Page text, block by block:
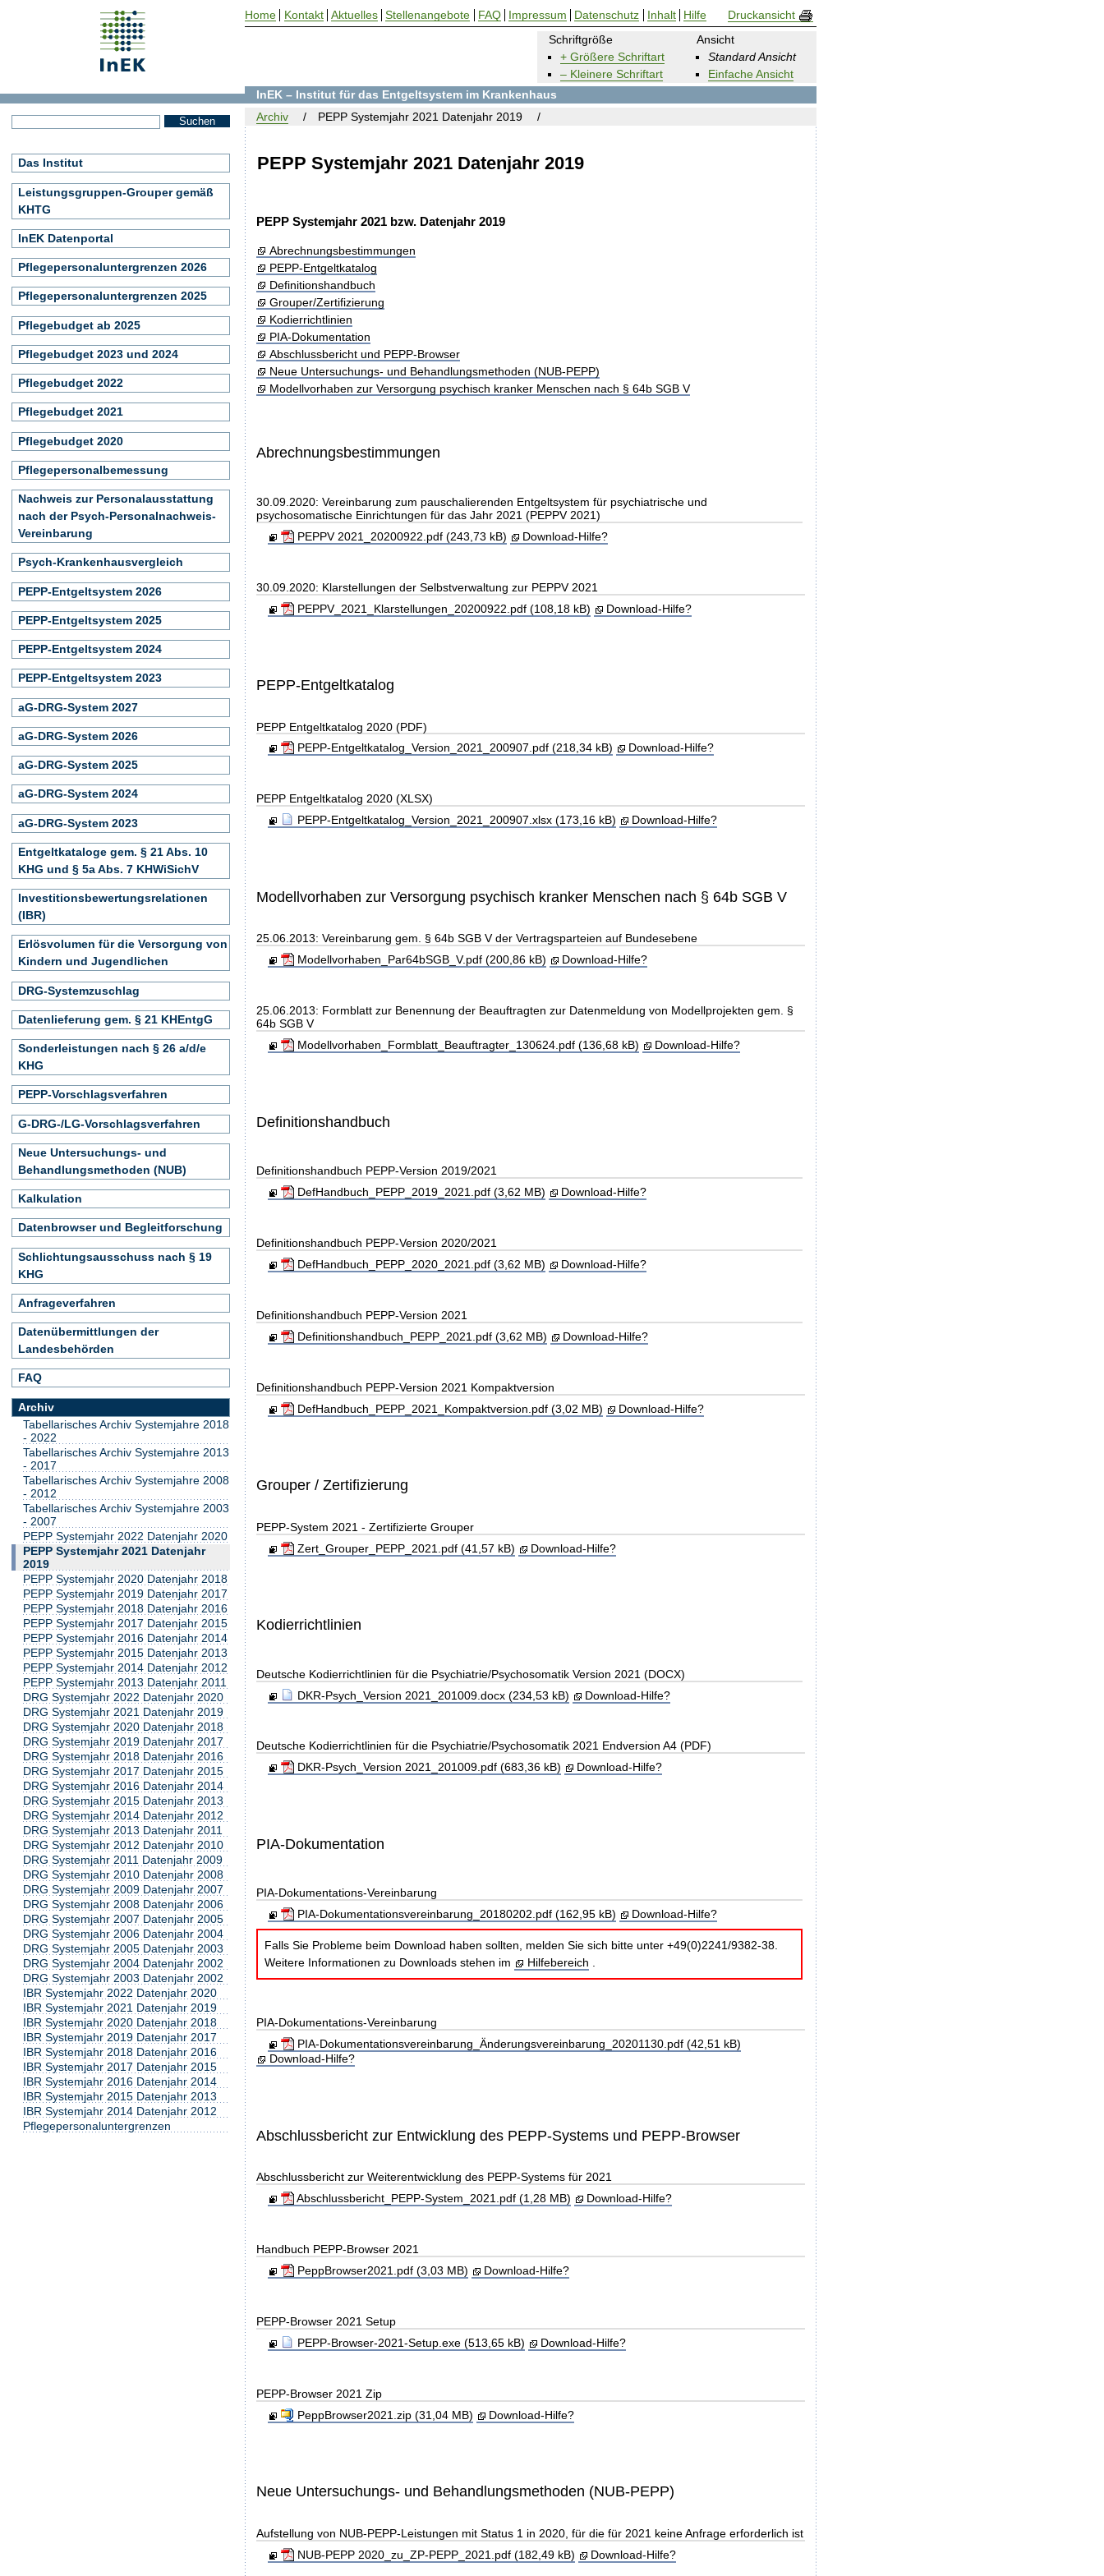
PEPP Systemjahr 2021 Datenjahr 2019
Schriftgröße
+ Größere Schriftart
– Kleinere Schriftart
Ansicht
Standard Ansicht
Einfache Ansicht
PEPP Systemjahr 2021 bzw. Datenjahr 2019
Abrechnungsbestimmungen
PEPP-Entgeltkatalog
Definitionshandbuch
Grouper/Zertifizierung
Kodierrichtlinien
PIA-Dokumentation
Abschlussbericht und PEPP-Browser
Neue Untersuchungs- und Behandlungsmethoden (NUB-PEPP)
Modellvorhaben zur Versorgung psychisch kranker Menschen nach § 64b SGB V
Abrechnungsbestimmungen
30.09.2020: Vereinbarung zum pauschalierenden Entgeltsystem für psychiatrische und
psychosomatische Einrichtungen für das Jahr 2021 (PEPPV 2021)
PEPPV 2021_20200922.pdf (243,73 kB)
Download-Hilfe?
30.09.2020: Klarstellungen der Selbstverwaltung zur PEPPV 2021
PEPPV_2021_Klarstellungen_20200922.pdf (108,18 kB)
Download-Hilfe?
PEPP-Entgeltkatalog
PEPP Entgeltkatalog 2020 (PDF)
PEPP-Entgeltkatalog_Version_2021_200907.pdf (218,34 kB)
Download-Hilfe?
PEPP Entgeltkatalog 2020 (XLSX)
PEPP-Entgeltkatalog_Version_2021_200907.xlsx (173,16 kB)
Download-Hilfe?
Modellvorhaben zur Versorgung psychisch kranker Menschen nach § 64b SGB V
25.06.2013: Vereinbarung gem. § 64b SGB V der Vertragsparteien auf Bundesebene
Modellvorhaben_Par64bSGB_V.pdf (200,86 kB)
Download-Hilfe?
25.06.2013: Formblatt zur Benennung der Beauftragten zur Datenmeldung von Modellprojekten gem. §
64b SGB V
Modellvorhaben_Formblatt_Beauftragter_130624.pdf (136,68 kB)
Download-Hilfe?
Definitionshandbuch
Definitionshandbuch PEPP-Version 2019/2021
DefHandbuch_PEPP_2019_2021.pdf (3,62 MB)
Download-Hilfe?
Definitionshandbuch PEPP-Version 2020/2021
DefHandbuch_PEPP_2020_2021.pdf (3,62 MB)
Download-Hilfe?
Definitionshandbuch PEPP-Version 2021
Definitionshandbuch_PEPP_2021.pdf (3,62 MB)
Download-Hilfe?
Definitionshandbuch PEPP-Version 2021 Kompaktversion
DefHandbuch_PEPP_2021_Kompaktversion.pdf (3,02 MB)
Download-Hilfe?
Grouper / Zertifizierung
PEPP-System 2021 - Zertifizierte Grouper
Zert_Grouper_PEPP_2021.pdf (41,57 kB)
Download-Hilfe?
Kodierrichtlinien
Deutsche Kodierrichtlinien für die Psychiatrie/Psychosomatik Version 2021 (DOCX)
DKR-Psych_Version 2021_201009.docx (234,53 kB)
Download-Hilfe?
Deutsche Kodierrichtlinien für die Psychiatrie/Psychosomatik 2021 Endversion A4 (PDF)
DKR-Psych_Version 2021_201009.pdf (683,36 kB)
Download-Hilfe?
PIA-Dokumentation
PIA-Dokumentations-Vereinbarung
PIA-Dokumentationsvereinbarung_20180202.pdf (162,95 kB)
Download-Hilfe?
Falls Sie Probleme beim Download haben sollten, melden Sie sich bitte unter +49(0)2241/9382-38.
Weitere Informationen zu Downloads stehen im
Hilfebereich .
PIA-Dokumentations-Vereinbarung
PIA-Dokumentationsvereinbarung_Änderungsvereinbarung_20201130.pdf (42,51 kB)
Download-Hilfe?
Abschlussbericht zur Entwicklung des PEPP-Systems und PEPP-Browser
Abschlussbericht zur Weiterentwicklung des PEPP-Systems für 2021
Abschlussbericht_PEPP-System_2021.pdf (1,28 MB)
Download-Hilfe?
Handbuch PEPP-Browser 2021
PeppBrowser2021.pdf (3,03 MB)
Download-Hilfe?
PEPP-Browser 2021 Setup
PEPP-Browser-2021-Setup.exe (513,65 kB)
Download-Hilfe?
PEPP-Browser 2021 Zip
PeppBrowser2021.zip (31,04 MB)
Download-Hilfe?
Neue Untersuchungs- und Behandlungsmethoden (NUB-PEPP)
Aufstellung von NUB-PEPP-Leistungen mit Status 1 in 2020, für die für 2021 keine Anfrage erforderlich ist
NUB-PEPP 2020_zu_ZP-PEPP_2021.pdf (182,49 kB)
Download-Hilfe?
InEK – Institut für das Entgeltsystem im Krankenhaus
Archiv
PEPP Systemjahr 2021 Datenjahr 2019
Das Institut
Leistungsgruppen-Grouper gemäß
KHTG
InEK Datenportal
Pflegepersonaluntergrenzen 2026
Pflegepersonaluntergrenzen 2025
Pflegebudget ab 2025
Pflegebudget 2023 und 2024
Pflegebudget 2022
Pflegebudget 2021
Pflegebudget 2020
Pflegepersonalbemessung
Nachweis zur Personalausstattung
nach der Psych-Personalnachweis-
Vereinbarung
Psych-Krankenhausvergleich
PEPP-Entgeltsystem 2026
PEPP-Entgeltsystem 2025
PEPP-Entgeltsystem 2024
PEPP-Entgeltsystem 2023
aG-DRG-System 2027
aG-DRG-System 2026
aG-DRG-System 2025
aG-DRG-System 2024
aG-DRG-System 2023
Entgeltkataloge gem. § 21 Abs. 10
KHG und § 5a Abs. 7 KHWiSichV
Investitionsbewertungsrelationen
(IBR)
Erlösvolumen für die Versorgung von
Kindern und Jugendlichen
DRG-Systemzuschlag
Datenlieferung gem. § 21 KHEntgG
Sonderleistungen nach § 26 a/d/e
KHG
PEPP-Vorschlagsverfahren
G-DRG-/LG-Vorschlagsverfahren
Neue Untersuchungs- und
Behandlungsmethoden (NUB)
Kalkulation
Datenbrowser und Begleitforschung
Schlichtungsausschuss nach § 19
KHG
Anfrageverfahren
Datenübermittlungen der
Landesbehörden
FAQ
Archiv
Tabellarisches Archiv Systemjahre 2018
- 2022
Tabellarisches Archiv Systemjahre 2013
- 2017
Tabellarisches Archiv Systemjahre 2008
- 2012
Tabellarisches Archiv Systemjahre 2003
- 2007
PEPP Systemjahr 2022 Datenjahr 2020
PEPP Systemjahr 2021 Datenjahr
2019
PEPP Systemjahr 2020 Datenjahr 2018
PEPP Systemjahr 2019 Datenjahr 2017
PEPP Systemjahr 2018 Datenjahr 2016
PEPP Systemjahr 2017 Datenjahr 2015
PEPP Systemjahr 2016 Datenjahr 2014
PEPP Systemjahr 2015 Datenjahr 2013
PEPP Systemjahr 2014 Datenjahr 2012
PEPP Systemjahr 2013 Datenjahr 2011
DRG Systemjahr 2022 Datenjahr 2020
DRG Systemjahr 2021 Datenjahr 2019
DRG Systemjahr 2020 Datenjahr 2018
DRG Systemjahr 2019 Datenjahr 2017
DRG Systemjahr 2018 Datenjahr 2016
DRG Systemjahr 2017 Datenjahr 2015
DRG Systemjahr 2016 Datenjahr 2014
DRG Systemjahr 2015 Datenjahr 2013
DRG Systemjahr 2014 Datenjahr 2012
DRG Systemjahr 2013 Datenjahr 2011
DRG Systemjahr 2012 Datenjahr 2010
DRG Systemjahr 2011 Datenjahr 2009
DRG Systemjahr 2010 Datenjahr 2008
DRG Systemjahr 2009 Datenjahr 2007
DRG Systemjahr 2008 Datenjahr 2006
DRG Systemjahr 2007 Datenjahr 2005
DRG Systemjahr 2006 Datenjahr 2004
DRG Systemjahr 2005 Datenjahr 2003
DRG Systemjahr 2004 Datenjahr 2002
DRG Systemjahr 2003 Datenjahr 2002
IBR Systemjahr 2022 Datenjahr 2020
IBR Systemjahr 2021 Datenjahr 2019
IBR Systemjahr 2020 Datenjahr 2018
IBR Systemjahr 2019 Datenjahr 2017
IBR Systemjahr 2018 Datenjahr 2016
IBR Systemjahr 2017 Datenjahr 2015
IBR Systemjahr 2016 Datenjahr 2014
IBR Systemjahr 2015 Datenjahr 2013
IBR Systemjahr 2014 Datenjahr 2012
Pflegepersonaluntergrenzen
Home Kontakt Aktuelles Stellenangebote FAQ Impressum Datenschutz Inhalt Hilfe Druckansicht